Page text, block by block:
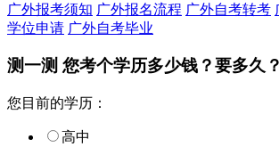
广外报考须知 广外报名流程 广外自考转考
学位申请 广外自考毕业
测一测 您考个学历多少钱？要多久？
您目前的学历：
高中